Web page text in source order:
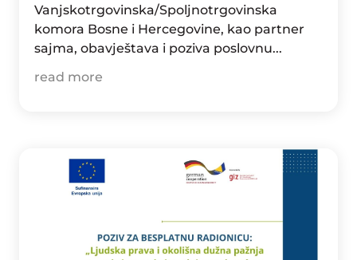
Vanjskotrgovinska/Spoljnotrgovinska
komora Bosne i Hercegovine, kao partner
sajma, obavještava i poziva poslovnu...
read more